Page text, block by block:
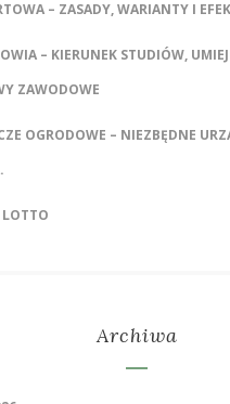
– ZASADY, WARIANTY I
– KIERUNEK STUDIÓW,
ZAWODOWE
OGRODOWE – NIEZBĘDNE
Archiwa